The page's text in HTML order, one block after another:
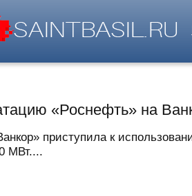
«Роснефть» на
приступила к
МВт....